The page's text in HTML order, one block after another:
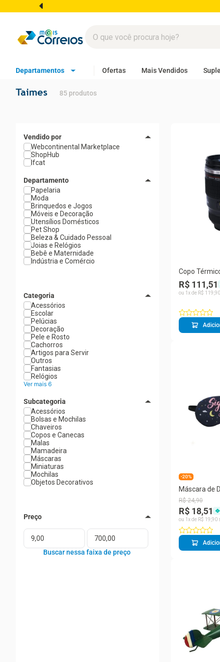
Departamentos Ofertas Mais Vendidos
Taimes 85 produtos
Webcontinental Marketplace
ShopHub
Ifcat
Departamento
Papelaria
Moda
Brinquedos e Jogos
Móveis e Decoração
Utensílios Domésticos
Pet Shop
Beleza & Cuidado Pessoal
Joias e Relógios
Bebê e Maternidade
Indústria e Comércio
Categoria
Acessórios
Escolar
Pelúcias
Decoração
Pele e Rosto
Cachorros
Artigos para Servir
Outros
Fantasias
Relógios
Ver mais 6
Subcategoria
Acessórios
Bolsas e Mochilas
Chaveiros
Copos e Canecas
Malas
Mamadeira
Máscaras
Miniaturas
Mochilas
Objetos Decorativos
Copo
Câmera -
R$ 111,51
ou 1 x de R$ 119 90
-20%
Máscara de
Sonhos -
R$ 24,90
R$ 18,51
ou 1 x de R$ 19 90